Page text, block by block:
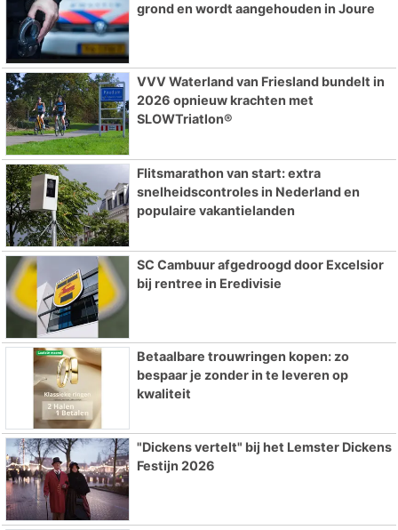
grond en wordt aangehouden in Joure
VVV Waterland van Friesland bundelt in
2026 opnieuw krachten met
SLOWTriatlon®
Flitsmarathon van start: extra
snelheidscontroles in Nederland en
populaire vakantielanden
SC Cambuur afgedroogd door Excelsior
bij rentree in Eredivisie
Betaalbare trouwringen kopen: zo
bespaar je zonder in te leveren op
kwaliteit
"Dickens vertelt" bij het Lemster Dickens
Festijn 2026